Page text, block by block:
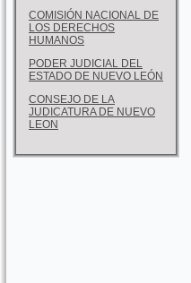
COMISIÓN NACIONAL DE
LOS DERECHOS
HUMANOS
PODER JUDICIAL DEL
ESTADO DE NUEVO LEÓN
CONSEJO DE LA
JUDICATURA DE NUEVO
LEON